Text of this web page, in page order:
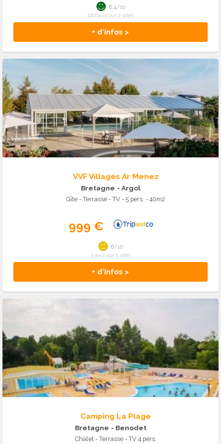
+ d'infos >
8.4/10
120 avis sur 2 sites
VVF Villages Ar Menez
Bretagne - Argol
Gîte - Terrasse - TV - 5 pers. - 40m2
999 €
+ d'infos >
6/10
3 avis sur 1 sites
Camping La Plage
Bretagne - Benodet
Chalet - Terrasse - TV 4 pers.